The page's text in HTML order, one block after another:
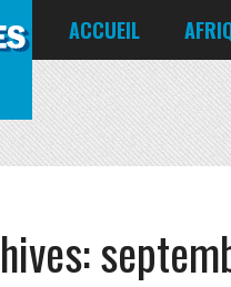
ACCUEIL
Égypte
Kenya